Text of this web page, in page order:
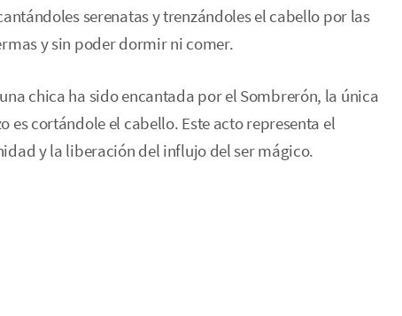
serenatas y trenzándoles el cabello por las
y sin poder dormir ni comer.
chica ha sido encantada por el Sombrerón, la única
es cortándole el cabello. Este acto representa el
y la liberación del influjo del ser mágico.